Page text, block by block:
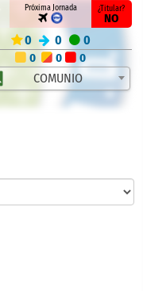
Próxima Jornada ¿Titular?
NO
0 0 0
0 0 0
COMUNIO